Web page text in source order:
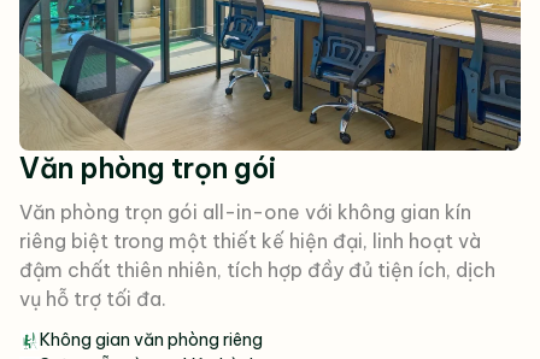
Văn phòng trọn gói
Văn phòng trọn gói all-in-one với không gian kín
riêng biệt trong một thiết kế hiện đại, linh hoạt và
đậm chất thiên nhiên, tích hợp đầy đủ tiện ích, dịch
vụ hỗ trợ tối đa.
Không gian văn phòng riêng